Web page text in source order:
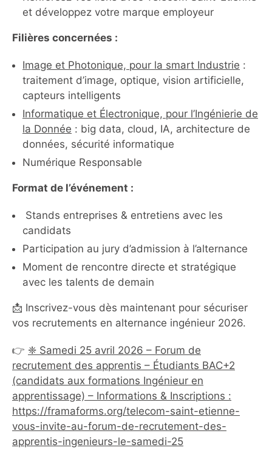
et développez votre marque employeur
Filières concernées :
Image et Photonique, pour la smart Industrie :
traitement d’image, optique, vision artificielle,
capteurs intelligents
Informatique et Électronique, pour l’Ingénierie de
la Donnée : big data, cloud, IA, architecture de
données, sécurité informatique
Numérique Responsable
Format de l’événement :
Stands entreprises & entretiens avec les
candidats
Participation au jury d’admission à l’alternance
Moment de rencontre directe et stratégique
avec les talents de demain
📩 Inscrivez-vous dès maintenant pour sécuriser
vos recrutements en alternance ingénieur 2026.
👉 ❈ Samedi 25 avril 2026 – Forum de
recrutement des apprentis – Étudiants BAC+2
(candidats aux formations Ingénieur en
apprentissage) – Informations & Inscriptions :
https://framaforms.org/telecom-saint-etienne-
vous-invite-au-forum-de-recrutement-des-
apprentis-ingenieurs-le-samedi-25